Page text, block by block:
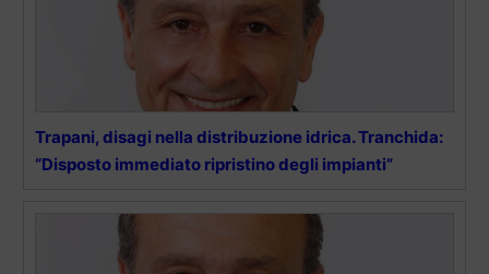
Trapani, disagi nella distribuzione idrica. Tranchida:
“Disposto immediato ripristino degli impianti”